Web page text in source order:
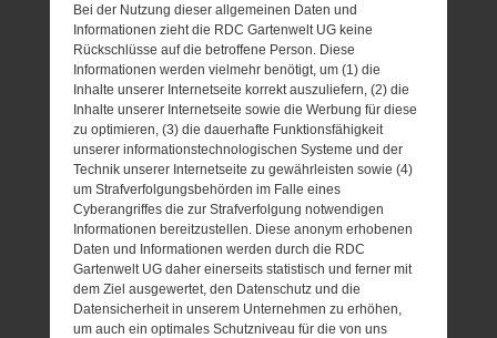
Bei der Nutzung dieser allgemeinen Daten und
Informationen zieht die RDC Gartenwelt UG keine
Rückschlüsse auf die betroffene Person. Diese
Informationen werden vielmehr benötigt, um (1) die
Inhalte unserer Internetseite korrekt auszuliefern, (2) die
Inhalte unserer Internetseite sowie die Werbung für diese
zu optimieren, (3) die dauerhafte Funktionsfähigkeit
unserer informationstechnologischen Systeme und der
Technik unserer Internetseite zu gewährleisten sowie (4)
um Strafverfolgungsbehörden im Falle eines
Cyberangriffes die zur Strafverfolgung notwendigen
Informationen bereitzustellen. Diese anonym erhobenen
Daten und Informationen werden durch die RDC
Gartenwelt UG daher einerseits statistisch und ferner mit
dem Ziel ausgewertet, den Datenschutz und die
Datensicherheit in unserem Unternehmen zu erhöhen,
um auch ein optimales Schutzniveau für die von uns